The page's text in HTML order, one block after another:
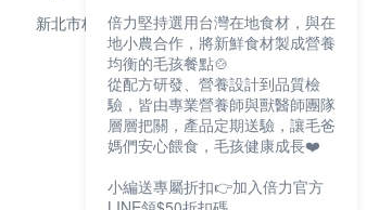
新北市林口區文化三路一段105號2樓
倍力堅持選用台灣在地食材，與在
地小農合作，將新鮮食材製成營養
均衡的毛孩餐點🍲
從配方研發、營養設計到品質檢
驗，皆由專業營養師與獸醫師團隊
層層把關，產品定期送驗，讓毛爸
媽們安心餵食，毛孩健康成長❤️
小編送專屬折扣👉加入倍力官方